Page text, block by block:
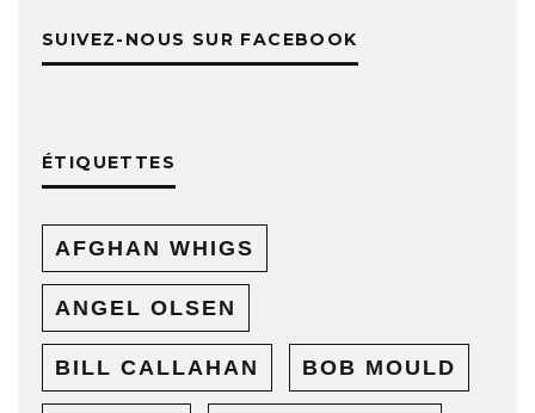
SUIVEZ-NOUS SUR FACEBOOK
ÉTIQUETTES
AFGHAN WHIGS
ANGEL OLSEN
BILL CALLAHAN BOB MOULD